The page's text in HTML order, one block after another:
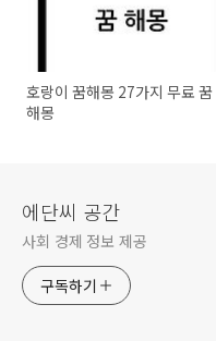
호랑이 꿈해몽 27가지 무료 꿈
해몽
에단씨 공간
사회 경제 정보 제공
구독하기